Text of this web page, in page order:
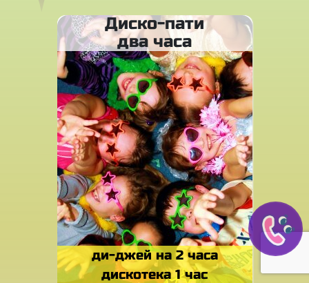
Диско-пати
два часа
ди-джей на 2 часа
дискотека 1 час